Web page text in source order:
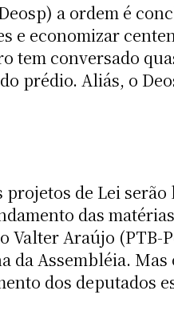
a ordem é
economizar
tem conversado
prédio. Aliás, o
de Lei
das
Valter Araújo (PTB-
da Assembléia.
dos deputados